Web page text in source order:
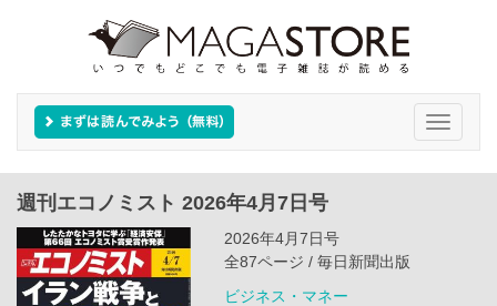
Toggle
週刊エコノミスト 2026年4月7日号
2026年4月7日号
全87ページ / 毎日新聞出版
ビジネス・マネー